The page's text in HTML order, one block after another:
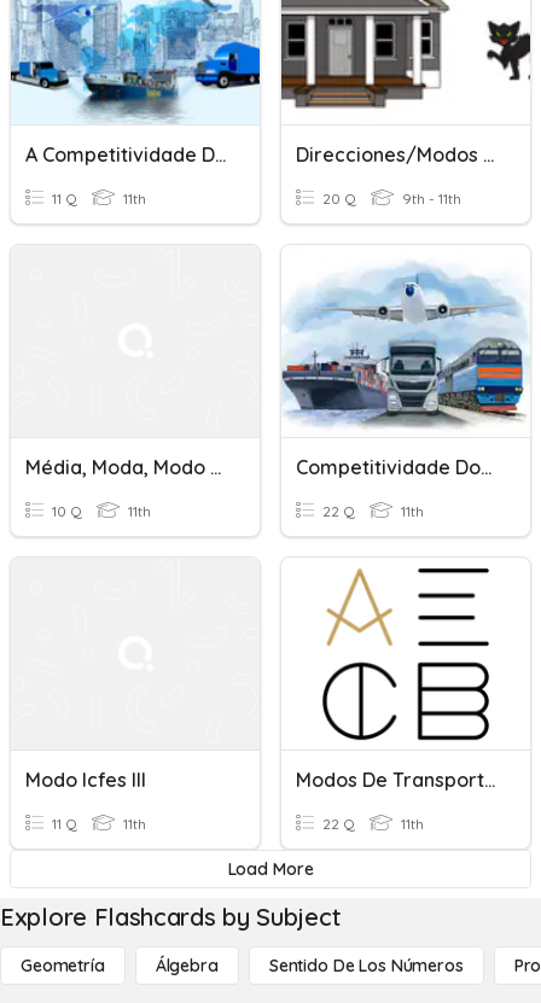
A Competitividade Dos Diferentes Modos De Transporte
11 Q 11th
Direcciones/Modos De Transporte - Day 1 - Intro
20 Q 9th - 11th
Média, Moda, Modo E Mediano
10 Q 11th
Competitividade Dos Diferentes Modos De Transporte
22 Q 11th
Modo Icfes III
11 Q 11th
Modos De Transporte E Desigualdades Nas Redes
22 Q 11th
Load More
Explore Flashcards by Subject
Geometría Álgebra Sentido De Los Números